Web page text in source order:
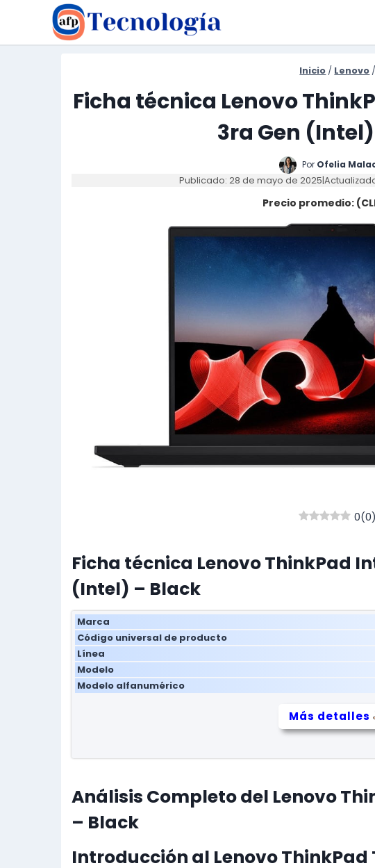
contenido
Inicio / Lenovo /
Ficha técnica Lenovo
3ra Gen
Por Ofelia
Publicado: 28 de mayo de 2025|
Precio promedio:
0(0)
Ficha técnica Lenovo ThinkPad
(Intel) – Black
Marca
Código universal de producto
Línea
Modelo
Modelo alfanumérico
Más detalles
Análisis Completo del Lenovo
– Black
Introducción al Lenovo ThinkPad